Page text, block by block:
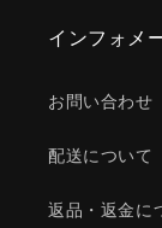
インフォメ
お問い合わせ
配送について
返品・返金に